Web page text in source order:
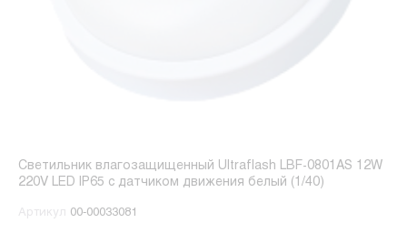
Светильник влагозащищенный Ultraflash LBF-0801AS 12W
220V LED IP65 с датчиком движения белый (1/40)
Артикул 00-00033081